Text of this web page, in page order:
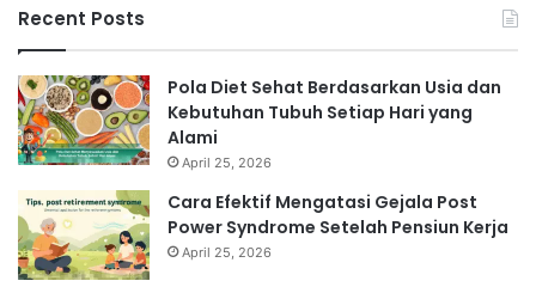
Recent Posts
Pola Diet Sehat Berdasarkan Usia dan
Kebutuhan Tubuh Setiap Hari yang
Alami
April 25, 2026
Cara Efektif Mengatasi Gejala Post
Power Syndrome Setelah Pensiun Kerja
April 25, 2026